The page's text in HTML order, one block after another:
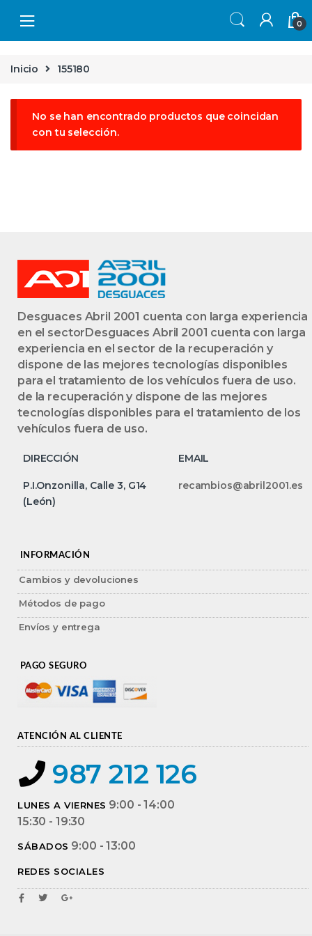
0
Inicio 155180
No se han encontrado productos que coincidan
con tu selección.
Desguaces Abril 2001 cuenta con larga experiencia
en el sectorDesguaces Abril 2001 cuenta con larga
experiencia en el sector de la recuperación y
dispone de las mejores tecnologías disponibles
para el tratamiento de los vehículos fuera de uso.
de la recuperación y dispone de las mejores
tecnologías disponibles para el tratamiento de los
vehículos fuera de uso.
DIRECCIÓN EMAIL
P.I.Onzonilla, Calle 3, G14
(León)
recambios@abril2001.es
INFORMACIÓN
Cambios y devoluciones
Métodos de pago
Envíos y entrega
PAGO SEGURO
ATENCIÓN AL CLIENTE
987 212 126
LUNES A VIERNES 9:00 - 14:00
15:30 - 19:30
SÁBADOS 9:00 - 13:00
REDES SOCIALES